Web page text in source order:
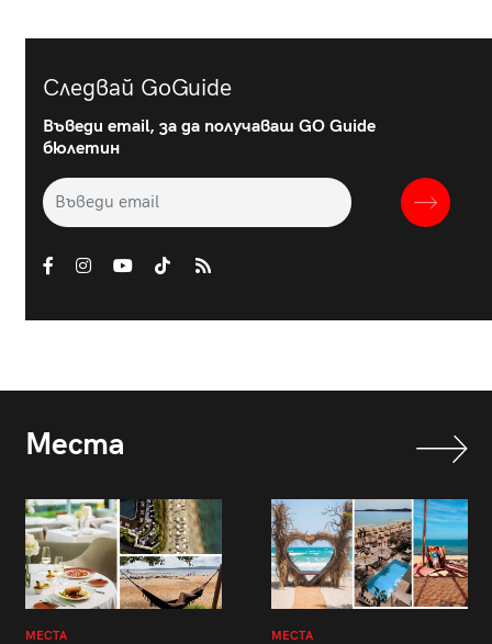
Следвай GoGuide
Въведи email, за да получаваш GO Guide
бюлетин
Места
МЕСТА МЕСТА